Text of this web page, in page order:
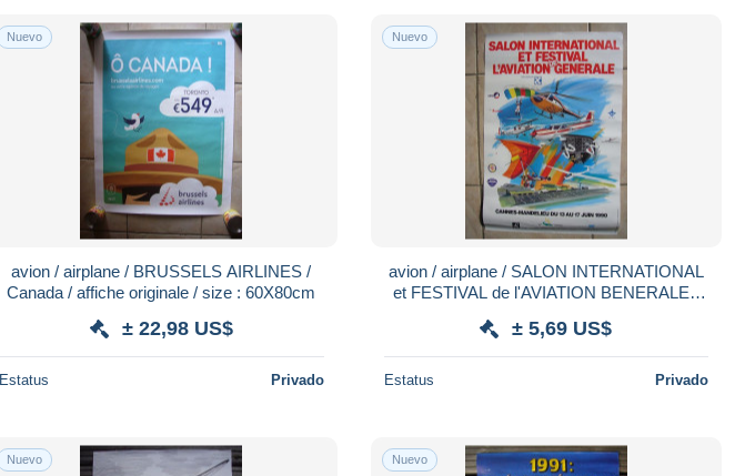
Nuevo
avion / airplane / BRUSSELS AIRLINES /
Canada / affiche originale / size : 60X80cm
± 22,98 US$
Estatus Privado
Nuevo
avion / airplane / SALON INTERNATIONAL
et FESTIVAL de l'AVIATION BENERALE /
± 5,69 US$
Estatus Privado
Nuevo Nuevo